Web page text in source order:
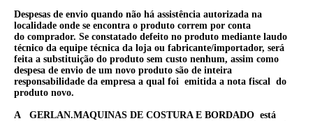
Despesas de envio quando não há assistência autorizada na
localidade onde se encontra o produto correm por conta
do comprador. Se constatado defeito no produto mediante laudo
técnico da equipe técnica da loja ou fabricante/importador, será
feita a substituição do produto sem custo nenhum, assim como
despesa de envio de um novo produto são de inteira
responsabilidade da empresa a qual foi emitida a nota fiscal do
produto novo.
A GERLAN.MAQUINAS DE COSTURA E BORDADO está